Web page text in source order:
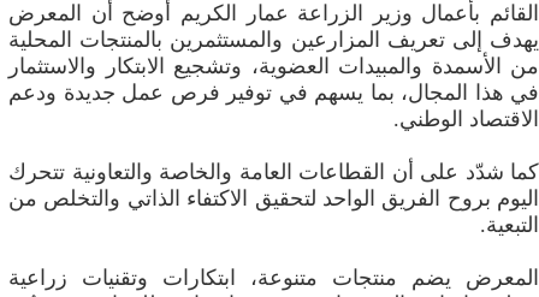
القائم بأعمال وزير الزراعة عمار الكريم أوضح أن المعرض
يهدف إلى تعريف المزارعين والمستثمرين بالمنتجات المحلية
من الأسمدة والمبيدات العضوية، وتشجيع الابتكار والاستثمار
في هذا المجال، بما يسهم في توفير فرص عمل جديدة ودعم
الاقتصاد الوطني.
كما شدّد على أن القطاعات العامة والخاصة والتعاونية تتحرك
اليوم بروح الفريق الواحد لتحقيق الاكتفاء الذاتي والتخلص من
التبعية.
المعرض يضم منتجات متنوعة، ابتكارات وتقنيات زراعية